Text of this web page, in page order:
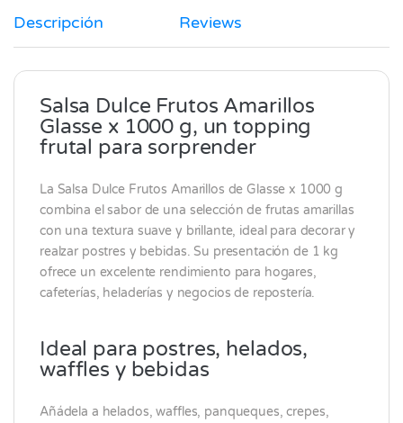
Descripción Reviews
Salsa Dulce Frutos Amarillos
Glasse x 1000 g, un topping
frutal para sorprender
La Salsa Dulce Frutos Amarillos deGlasse x 1000 g
combina el sabor de una selección de frutas amarillas
con una textura suave y brillante, ideal para decorar y
realzar postres y bebidas. Su presentación de 1 kg
ofrece un excelente rendimiento para hogares,
cafeterías, heladerías y negocios de repostería.
Ideal para postres, helados,
waffles y bebidas
Añádela a helados, waffles, panqueques, crepes,